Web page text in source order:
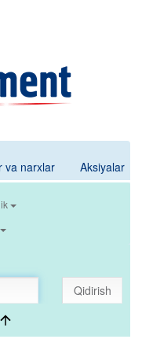
va narxlar Aksiyalar
Qidirish